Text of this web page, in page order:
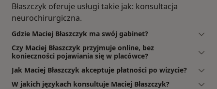
Błaszczyk oferuje usługi takie jak: konsultacja
neurochirurgiczna.
Gdzie Maciej Błaszczyk ma swój gabinet?
Czy Maciej Błaszczyk przyjmuje online, bez
konieczności pojawiania się w placówce?
Jak Maciej Błaszczyk akceptuje płatności po wizycie?
W jakich językach konsultuje Maciej Błaszczyk?